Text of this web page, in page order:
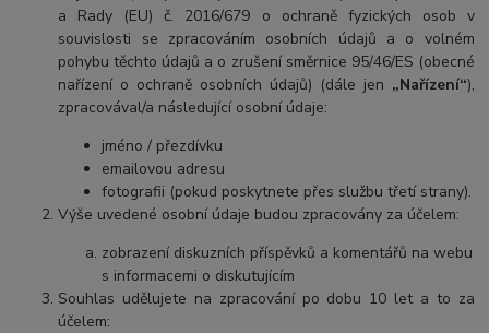
a Rady (EU) č. 2016/679 o ochraně fyzických osob v
souvislosti se zpracováním osobních údajů a o volném
pohybu těchto údajů a o zrušení směrnice 95/46/ES (obecné
nařízení o ochraně osobních údajů) (dále jen „Nařízení“),
zpracovával/a následující osobní údaje:
jméno / přezdívku
emailovou adresu
fotografii (pokud poskytnete přes službu třetí strany).
Výše uvedené osobní údaje budou zpracovány za účelem:
zobrazení diskuzních příspěvků a komentářů na webu
s informacemi o diskutujícím
Souhlas udělujete na zpracování po dobu 10 let a to za
účelem: